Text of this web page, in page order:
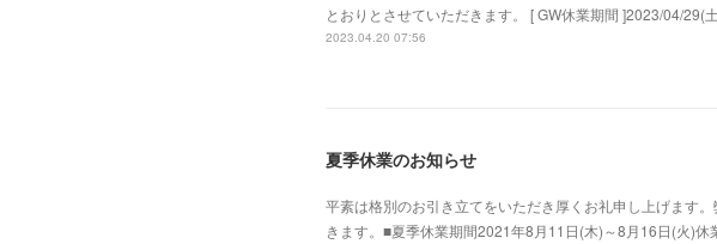
とおりとさせていただきます。 [ GW休業期間 ]2023/04/
2023.04.20 07:56
夏季休業のお知らせ
平素は格別のお引き立てをいただき厚くお礼申し上げます
きます。■夏季休業期間2021年8月11日(木)～8月16日(火)